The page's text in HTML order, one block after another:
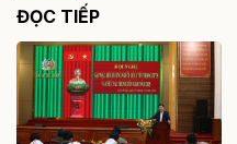
ĐỌC TIẾP